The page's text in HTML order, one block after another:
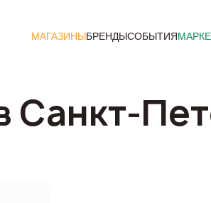
МАГАЗИНЫБРЕНДЫСОБЫТИЯ
Санкт-